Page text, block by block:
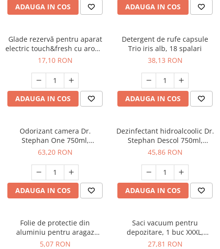
ADAUGA IN COS ADAUGA IN COS
Glade rezervă pentru aparat
electric touch&fresh cu aromă
Cherry&Peony, 10 g
17,10 RON
ADAUGA IN COS
Detergent de rufe capsule
Trio iris alb, 18 spalari
38,13 RON
ADAUGA IN COS
Odorizant camera Dr.
Stephan One 750ml,
90013324
63,20 RON
ADAUGA IN COS
Dezinfectant hidroalcoolic Dr.
Stephan Descol 750ml,
90025259
45,86 RON
ADAUGA IN COS
Folie de protectie din
aluminiu pentru aragaz
Ropack, 50 x 60 cm
5,07 RON
Saci vacuum pentru
depozitare, 1 buc XXXL,
100x80 cm, & 1 buc L, 70x50
27,81 RON